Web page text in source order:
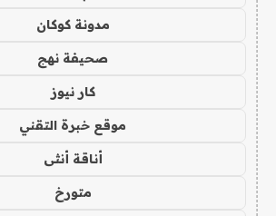
مدونة كوكان
صحيفة نهج
كار نيوز
موقع خبرة التقني
أناقة أنثى
متورخ